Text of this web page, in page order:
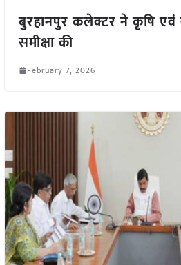
बुरहानपुर कलेक्टर ने कृषि एवं
समीक्षा की
February 7, 2026